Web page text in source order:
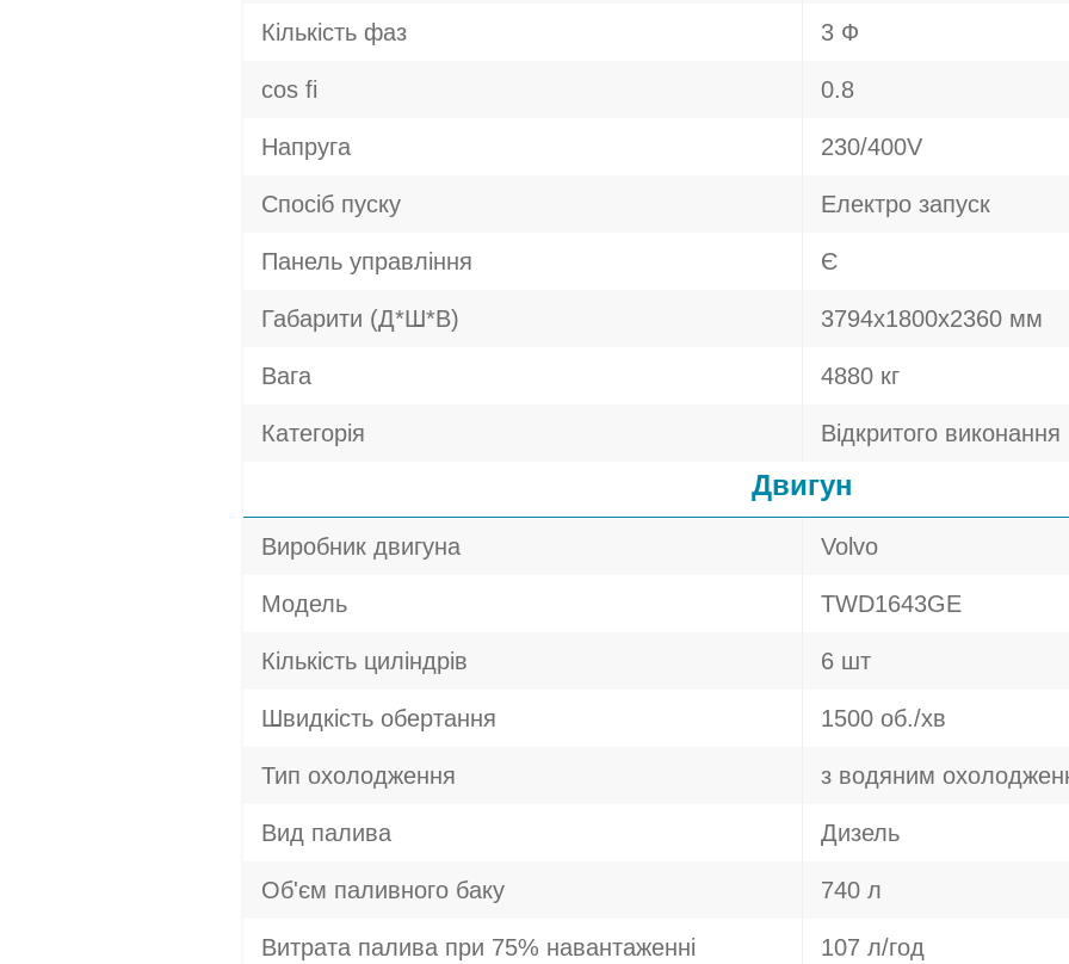
Кількість фаз 3 Ф
cos fi 0.8
Напруга 230/400V
Спосіб пуску Електро запуск
Панель управління Є
Габарити (Д*Ш*В) 3794х1800х2360 мм
Вага 4880 кг
Категорія Відкритого виконання
Двигун
Виробник двигуна Volvo
Модель TWD1643GE
Кількість циліндрів 6 шт
Швидкість обертання 1500 об./хв
Тип охолодження з водяним
Вид палива Дизель
Об'єм паливного баку 740 л
Витрата палива при 75% навантаженні 107 л/год